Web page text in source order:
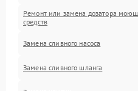
Ремонт или замена дозатора
средств
Замена сливного насоса
Замена сливного шланга